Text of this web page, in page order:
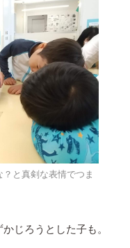
と真剣な表情でつま
じろうとした子も。